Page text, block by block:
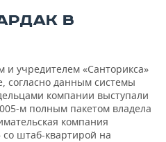
В
и учредителем «Санторикса»
согласно данным системы
компании выступали
м полным пакетом владела
компания
штаб-квартирой на